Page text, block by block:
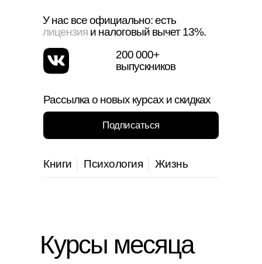
У нас все официально: есть
лицензия и налоговый вычет 13%.
200 000+
выпускников
Рассылка о новых курсах и скидках
Подписаться
Книги Психология Жизнь
Курсы месяца